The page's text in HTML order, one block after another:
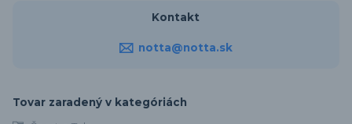
Kontakt
notta@notta.sk
Tovar zaradený v kategóriách